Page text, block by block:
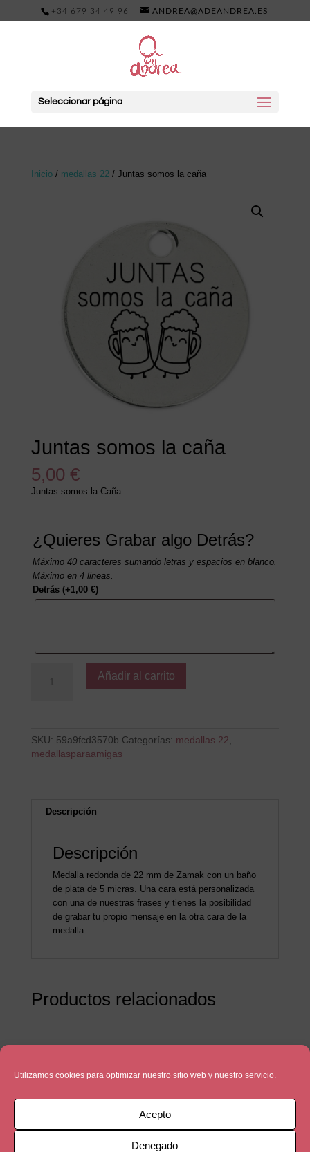
Utilizamos cookies para optimizar nuestro sitio web y nuestro servicio.
Acepto
Denegado
+34 679 34 49 96 ANDREA@ADEANDREA.ES
Seleccionar página
Inicio/ medallas 22/ Juntas somos la caña
Juntas somos la caña
5,00 €
Juntas somos la Caña
¿Quieres Grabar algo Detrás?
Máximo 40 caracteres sumando letras y espacios en blanco.
Máximo en 4 lineas.
Detrás (+1,00 €)
somos
Añadir al carrito
SKU: 59a9fcd3570b Categorías: medallas 22,
medallasparaamigas
Descripción
Descripción
Medalla redonda de 22 mm de Zamak con un baño
de plata de 5 micras. Una cara está personalizada
con una de nuestras frases y tienes la posibilidad
de grabar tu propio mensaje en la otra cara de la
medalla.
Productos relacionados